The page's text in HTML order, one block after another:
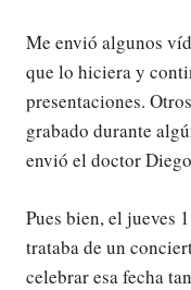
Me envió algunos
que lo hiciera y
presentaciones.
grabado durante
envió el doctor
Pues bien, el jueves
trataba de un
celebrar esa fecha